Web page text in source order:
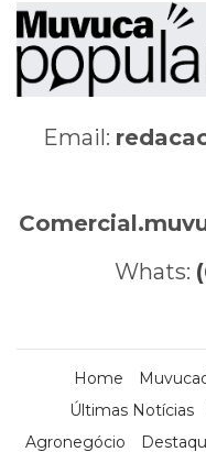
Email:
Whats:
Home
Últimas Notícias
Agronegócio